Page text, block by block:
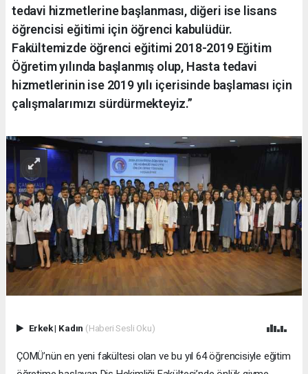
tedavi hizmetlerine başlanması, diğeri ise lisans
öğrencisi eğitimi için öğrenci kabulüdür.
Fakültemizde öğrenci eğitimi 2018-2019 Eğitim
Öğretim yılında başlanmış olup, Hasta tedavi
hizmetlerinin ise 2019 yılı içerisinde başlaması için
çalışmalarımızı sürdürmekteyiz.”
Erkek| Kadın (Haberi Sesli Oku)
ÇOMÜ’nün en yeni fakültesi olan ve bu yıl 64 öğrencisiyle eğitim